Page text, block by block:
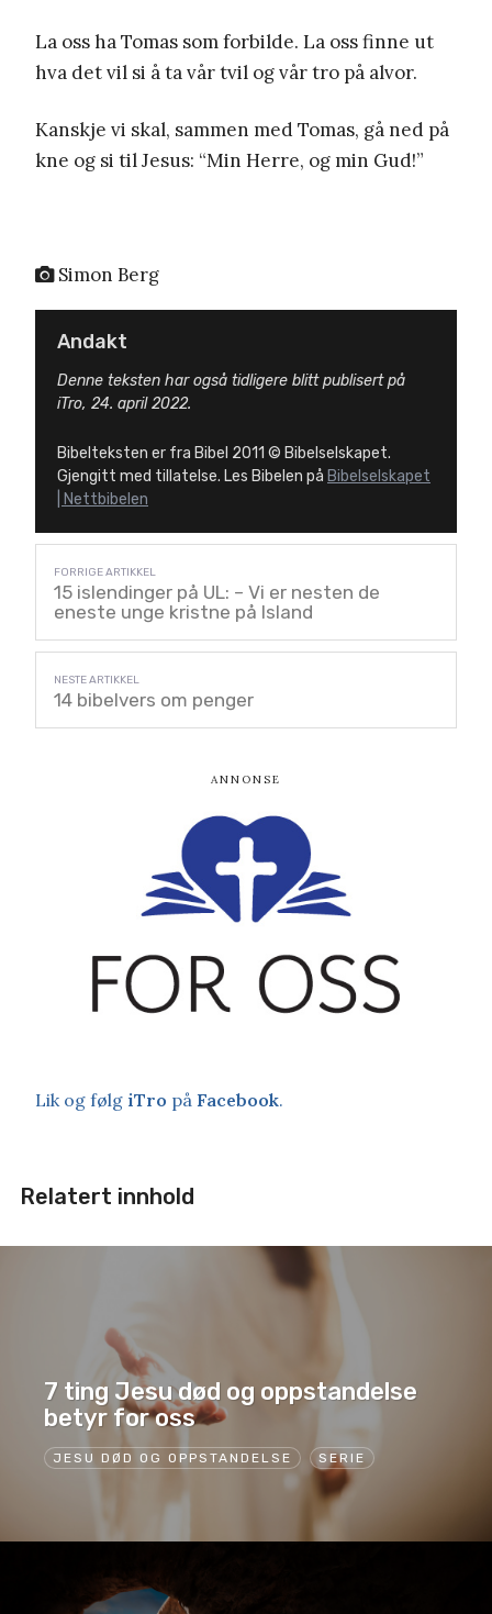
La oss ha Tomas som forbilde. La oss finne ut
hva det vil si å ta vår tvil og vår tro på alvor.
Kanskje vi skal, sammen med Tomas, gå ned på
kne og si til Jesus: “Min Herre, og min Gud!”
Simon Berg
Andakt
Denne teksten har også tidligere blitt publisert på
iTro, 24. april 2022.
Bibelteksten er fra Bibel 2011 © Bibelselskapet.
Gjengitt med tillatelse. Les Bibelen på Bibelselskapet
| Nettbibelen
15 islendinger på UL: – Vi er nesten de
eneste unge kristne på Island
14 bibelvers om penger
Lik og følg iTro på Facebook.
Relatert innhold
JESU DØD OG OPPSTANDELSE SERIE
7 ting Jesu død og oppstandelse
betyr for oss